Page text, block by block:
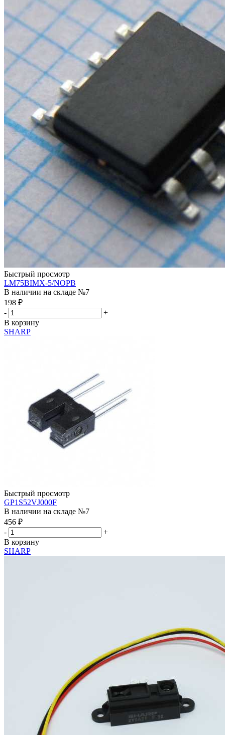
Быстрый просмотр
LM75BIMX-5/NOPB
В наличии на складе №7
198 ₽
-
+
В корзину
SHARP
Быстрый просмотр
GP1S52VJ000F
В наличии на складе №7
456 ₽
-
+
В корзину
SHARP